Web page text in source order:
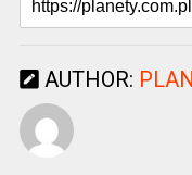
AUTHOR: